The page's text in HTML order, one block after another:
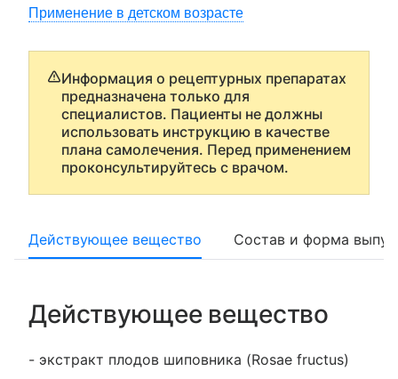
Применение в детском возрасте
Информация о рецептурных препаратах
предназначена только для
специалистов. Пациенты не должны
использовать инструкцию в качестве
плана самолечения. Перед применением
проконсультируйтесь с врачом.
Действующее вещество Состав и форма
Действующее вещество
- экстракт плодов шиповника (Rosae fructus)